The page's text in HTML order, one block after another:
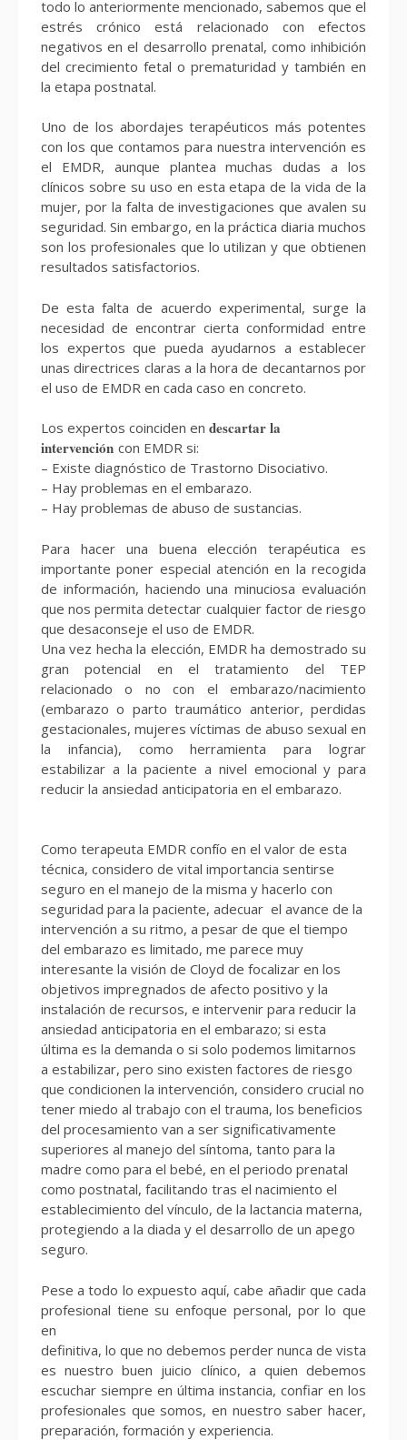
todo lo anteriormente mencionado, sabemos que el
estrés crónico está relacionado con efectos
negativos en el desarrollo prenatal, como inhibición
del crecimiento fetal o prematuridad y también en
la etapa postnatal.
Uno de los abordajes terapéuticos más potentes
con los que contamos para nuestra intervención es
el EMDR, aunque plantea muchas dudas a los
clínicos sobre su uso en esta etapa de la vida de la
mujer, por la falta de investigaciones que avalen su
seguridad. Sin embargo, en la práctica diaria muchos
son los profesionales que lo utilizan y que obtienen
resultados satisfactorios.
De esta falta de acuerdo experimental, surge la
necesidad de encontrar cierta conformidad entre
los expertos que pueda ayudarnos a establecer
unas directrices claras a la hora de decantarnos por
el uso de EMDR en cada caso en concreto.
Los expertos coinciden en descartar la
intervención con EMDR si:
– Existe diagnóstico de Trastorno Disociativo.
– Hay problemas en el embarazo.
– Hay problemas de abuso de sustancias.
Para hacer una buena elección terapéutica es
importante poner especial atención en la recogida
de información, haciendo una minuciosa evaluación
que nos permita detectar cualquier factor de riesgo
que desaconseje el uso de EMDR.
Una vez hecha la elección, EMDR ha demostrado su
gran potencial en el tratamiento del TEP
relacionado o no con el embarazo/nacimiento
(embarazo o parto traumático anterior, perdidas
gestacionales, mujeres víctimas de abuso sexual en
la infancia), como herramienta para lograr
estabilizar a la paciente a nivel emocional y para
reducir la ansiedad anticipatoria en el embarazo.
Como terapeuta EMDR confío en el valor de esta
técnica, considero de vital importancia sentirse
seguro en el manejo de la misma y hacerlo con
seguridad para la paciente, adecuar el avance de la
intervención a su ritmo, a pesar de que el tiempo
del embarazo es limitado, me parece muy
interesante la visión de Cloyd de focalizar en los
objetivos impregnados de afecto positivo y la
instalación de recursos, e intervenir para reducir la
ansiedad anticipatoria en el embarazo; si esta
última es la demanda o si solo podemos limitarnos
a estabilizar, pero sino existen factores de riesgo
que condicionen la intervención, considero crucial no
tener miedo al trabajo con el trauma, los beneficios
del procesamiento van a ser significativamente
superiores al manejo del síntoma, tanto para la
madre como para el bebé, en el periodo prenatal
como postnatal, facilitando tras el nacimiento el
establecimiento del vínculo, de la lactancia materna,
protegiendo a la diada y el desarrollo de un apego
seguro.
Pese a todo lo expuesto aquí, cabe añadir que cada
profesional tiene su enfoque personal, por lo que
en
definitiva, lo que no debemos perder nunca de vista
es nuestro buen juicio clínico, a quien debemos
escuchar siempre en última instancia, confiar en los
profesionales que somos, en nuestro saber hacer,
preparación, formación y experiencia.